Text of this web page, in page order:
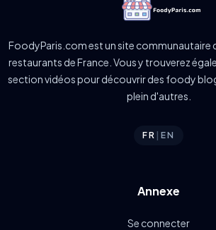
FoodyParis.com est un site communautaire
restaurants de France. Vous y trouverez
section vidéos pour découvrir des foody
plein d'autres.
FR |EN
Annexe
Se connecter